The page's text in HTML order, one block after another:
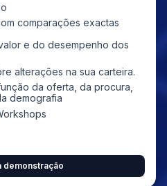
comparações exactas
e do desempenho dos
alterações na sua carteira.
da oferta, da procura,
demografia
demonstração